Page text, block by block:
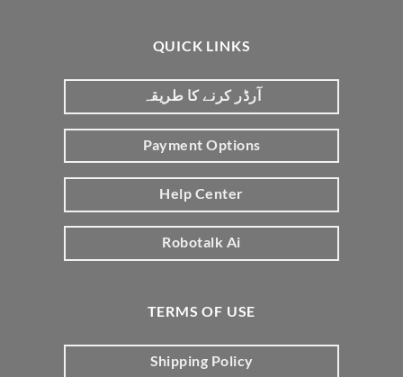
QUICK LINKS
آرڈر کرنے کا طریقہ
Payment Options
Help Center
Robotalk Ai
TERMS OF USE
Shipping Policy